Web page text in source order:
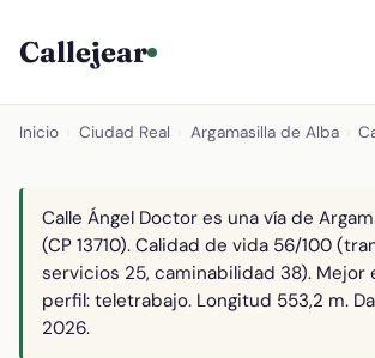
Callejear
Inicio Ciudad Real Argamasilla de Alba
Calle Ángel Doctor es una vía de
(CP 13710). Calidad de vida 56/100
servicios 25, caminabilidad 38). Mejor
perfil: teletrabajo. Longitud 553,2 m.
2026.